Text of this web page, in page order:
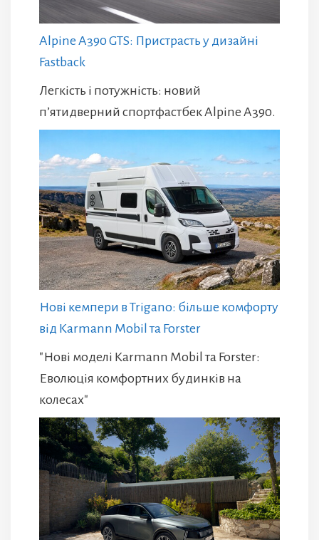
Alpine A390 GTS: Пристрасть у дизайні
Fastback
Легкість і потужність: новий
п’ятидверний спортфастбек Alpine A390.
Нові кемпери в Trigano: більше комфорту
від Karmann Mobil та Forster
"Нові моделі Karmann Mobil та Forster:
Еволюція комфортних будинків на
колесах"